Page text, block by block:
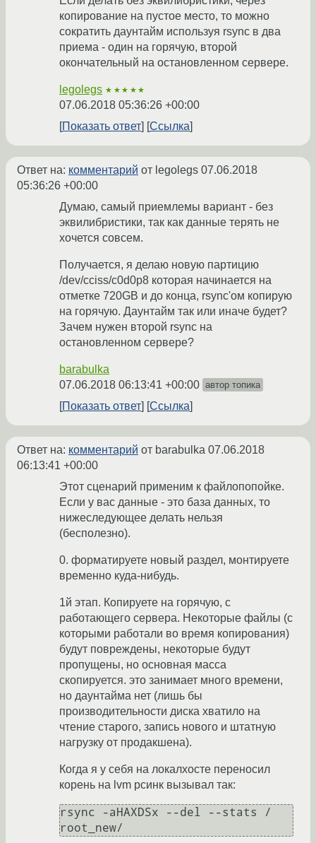
копирование на пустое место, то можно
сократить даунтайм используя rsync в два
приема - один на горячую, второй
окончательный на остановленном сервере.
legolegs ★★★★★
07.06.2018 05:36:26 +00:00
Показать ответ
Ссылка
Ответ на: комментарий от legolegs 07.06.2018
05:36:26 +00:00
Думаю, самый приемлемы вариант - без
эквилибристики, так как данные терять не
хочется совсем.
Получается, я делаю новую партицию
/dev/cciss/c0d0p8 которая начинается на
отметке 720GB и до конца, rsync'ом копирую
на горячую. Даунтайм так или иначе будет?
Зачем нужен второй rsync на
остановленном сервере?
barabulka
07.06.2018 06:13:41 +00:00 автор топика
Показать ответ Ссылка
Ответ на: комментарий от barabulka 07.06.2018
06:13:41 +00:00
Этот сценарий применим к файлопопойке.
Если у вас данные - это база данных, то
нижеследующее делать нельзя
(бесполезно).
0. форматируете новый раздел, монтируете
временно куда-нибудь.
1й этап. Копируете на горячую, с
работающего сервера. Некоторые файлы (с
которыми работали во время копирования)
будут повреждены, некоторые будут
пропущены, но основная масса
скопируется. это занимает много времени,
но даунтайма нет (лишь бы
производительности диска хватило на
чтение старого, запись нового и штатную
нагрузку от продакшена).
Когда я у себя на локалхосте переносил
корень на lvm рсинк вызывал так:
rsync -aHAXDSx --del --stats /
root_new/